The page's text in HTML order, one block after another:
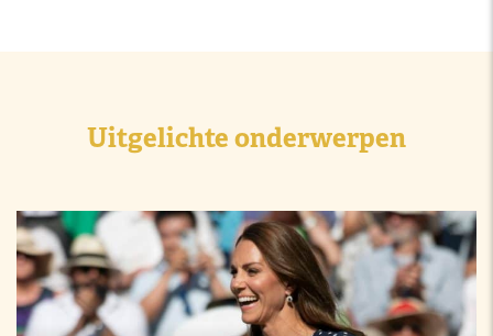
Uitgelichte onderwerpen